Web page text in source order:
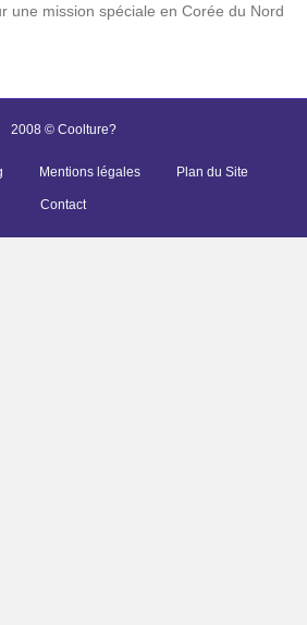
une mission spéciale en Corée du Nord
2008 © Coolture?
Mentions légales Plan du Site
Contact